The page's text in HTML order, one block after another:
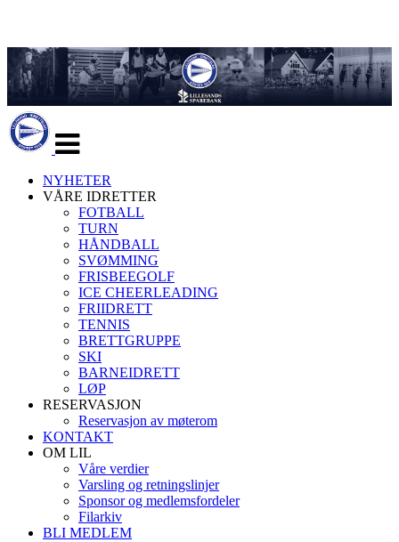
navigasjon
NYHETER
VÅRE IDRETTER
FOTBALL
TURN
HÅNDBALL
SVØMMING
FRISBEEGOLF
ICE CHEERLEADING
FRIIDRETT
TENNIS
BRETTGRUPPE
SKI
BARNEIDRETT
LØP
RESERVASJON
Reservasjon av møterom
KONTAKT
OM LIL
Våre verdier
Varsling og retningslinjer
Sponsor og medlemsfordeler
Filarkiv
BLI MEDLEM